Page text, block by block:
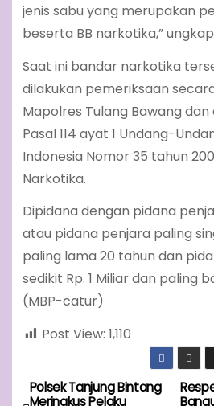
jenis sabu yang merupakan
beserta BB narkotika,”
Saat ini bandar narkotika
dilakukan pemeriksaan
Mapolres Tulang Bawang
Pasal 114 ayat 1 Undang-
Indonesia Nomor 35 tahun
Narkotika.
Dipidana dengan pidana
atau pidana penjara paling
paling lama 20 tahun dan
sedikit Rp. 1 Miliar dan paling
(MBP-catur)
Post View: 1,110
PPolsek Tanjung Bintang
Meringkus Pelaku